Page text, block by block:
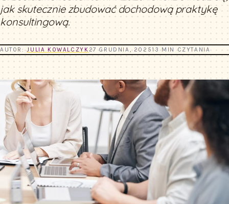
jak skutecznie zbudować dochodową praktykę
konsultingową.
AUTOR:JULIA KOWALCZYK 27 GRUDNIA, 2025 13 MIN CZYTANIA